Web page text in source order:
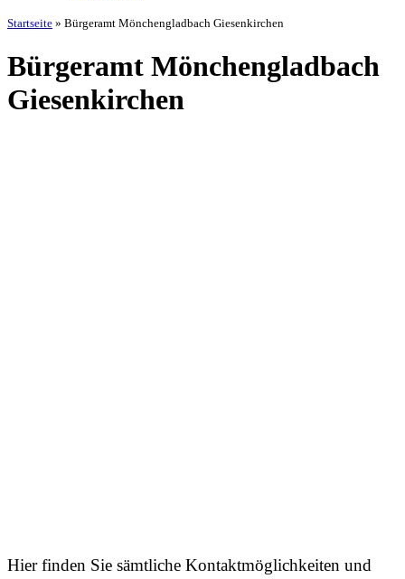
Startseite » Bürgeramt Mönchengladbach Giesenkirchen
Bürgeramt Mönchengladbach
Giesenkirchen
Hier finden Sie sämtliche Kontaktmöglichkeiten und